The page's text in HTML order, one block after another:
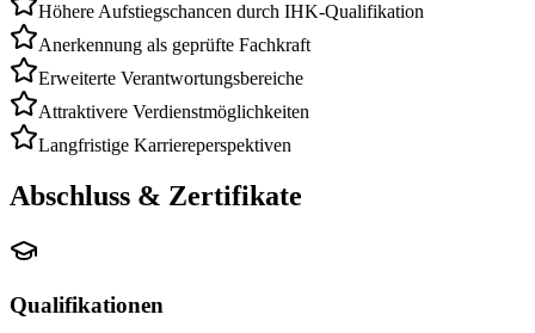
Höhere Aufstiegschancen durch IHK-Qualifikation
Anerkennung als geprüfte Fachkraft
Erweiterte Verantwortungsbereiche
Attraktivere Verdienstmöglichkeiten
Langfristige Karriereperspektiven
Abschluss & Zertifikate
Qualifikationen